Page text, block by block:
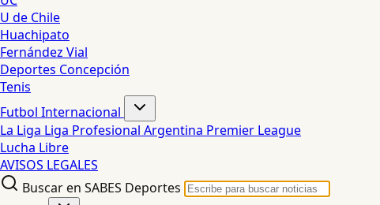
U de Chile
Huachipato
Fernández Vial
Deportes Concepción
Tenis
Futbol Internacional
La Liga Liga Profesional Argentina Premier League
Lucha Libre
AVISOS LEGALES
Buscar en SABES Deportes